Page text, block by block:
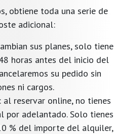
obtiene toda una serie de
adicional:
sus planes, solo tiene
horas antes del inicio del
su pedido sin
ni cargos.
al reservar online, no tienes
adelantado. Solo tienes
% del importe del alquiler,